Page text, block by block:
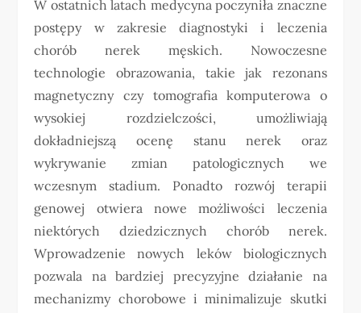
W ostatnich latach medycyna poczyniła znaczne
postępy w zakresie diagnostyki i leczenia
chorób nerek męskich. Nowoczesne
technologie obrazowania, takie jak rezonans
magnetyczny czy tomografia komputerowa o
wysokiej rozdzielczości, umożliwiają
dokładniejszą ocenę stanu nerek oraz
wykrywanie zmian patologicznych we
wczesnym stadium. Ponadto rozwój terapii
genowej otwiera nowe możliwości leczenia
niektórych dziedzicznych chorób nerek.
Wprowadzenie nowych leków biologicznych
pozwala na bardziej precyzyjne działanie na
mechanizmy chorobowe i minimalizuje skutki